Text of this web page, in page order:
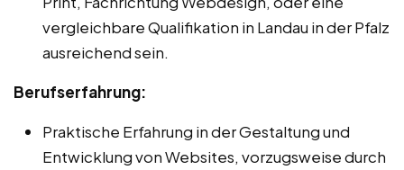
vergleichbare Qualifikation in Landau in der Pfalz
ausreichend sein.
Berufserfahrung:
Praktische Erfahrung in der Gestaltung und
Entwicklung von Websites, vorzugsweise durch